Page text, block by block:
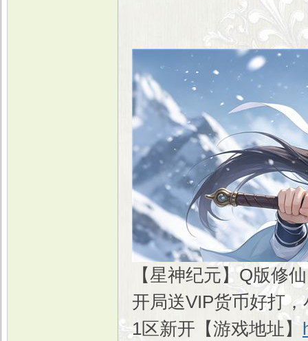
【星神纪元】Q版修仙
开局送VIP货币好打
1区新开【游戏地址】